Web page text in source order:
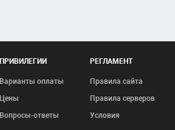
ПРИВИЛЕГИИ
Варианты оплаты
Цены
Вопросы-ответы
РЕГЛАМЕНТ
Правила сайта
Правила серверов
Условия